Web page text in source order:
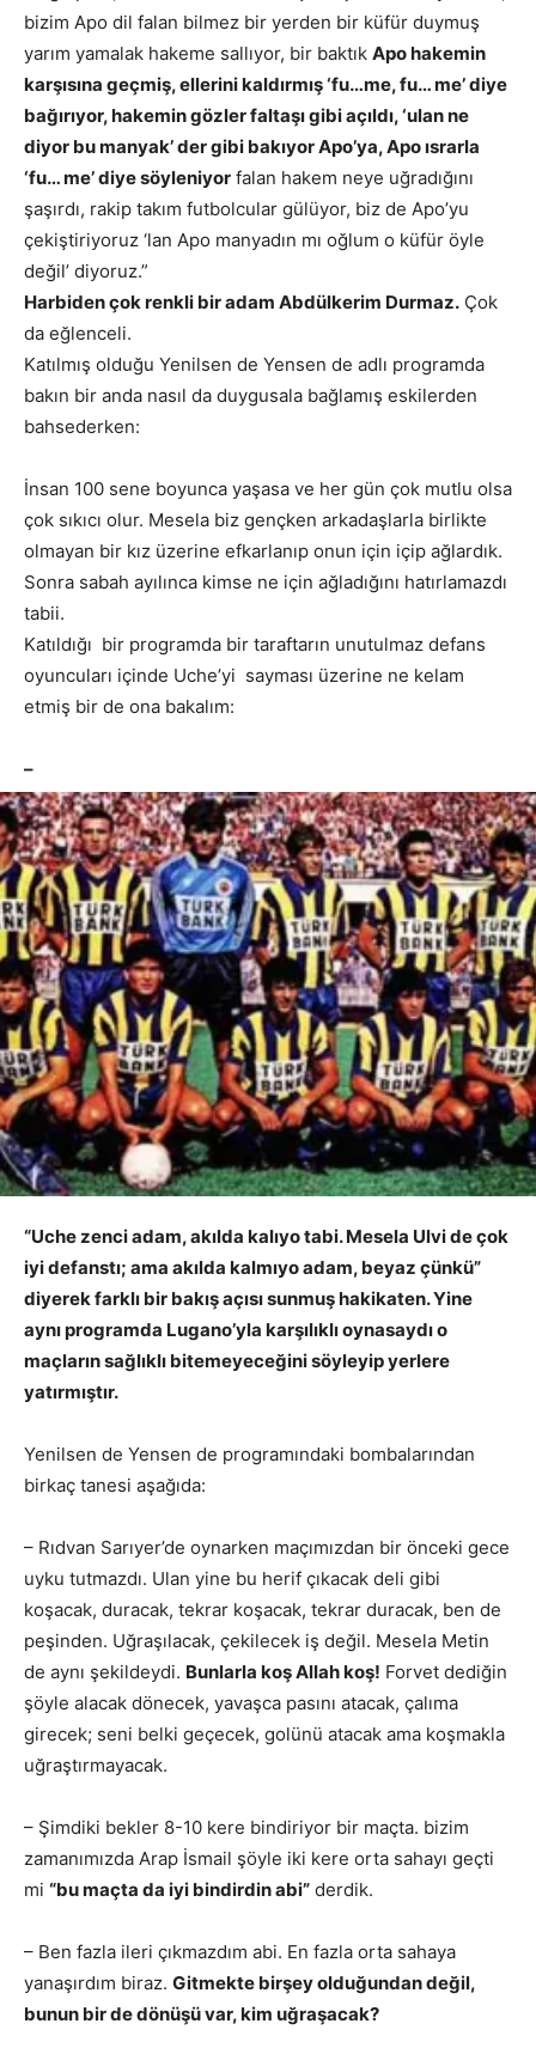
bizim Apo dil falan bilmez bir yerden bir küfür duymuş
yarım yamalak hakeme sallıyor, bir baktık Apo hakemin
karşısına geçmiş, ellerini kaldırmış ‘fu…me, fu… me’ diye
bağırıyor, hakemin gözler faltaşı gibi açıldı, ‘ulan ne
diyor bu manyak’ der gibi bakıyor Apo’ya, Apo ısrarla
‘fu… me’ diye söyleniyor falan hakem neye uğradığını
şaşırdı, rakip takım futbolcular gülüyor, biz de Apo’yu
çekiştiriyoruz ‘lan Apo manyadın mı oğlum o küfür öyle
değil’ diyoruz.”
Harbiden çok renkli bir adam Abdülkerim Durmaz. Çok
da eğlenceli.
Katılmış olduğu Yenilsen de Yensen de adlı programda
bakın bir anda nasıl da duygusala bağlamış eskilerden
bahsederken:
İnsan 100 sene boyunca yaşasa ve her gün çok mutlu olsa
çok sıkıcı olur. Mesela biz gençken arkadaşlarla birlikte
olmayan bir kız üzerine efkarlanıp onun için içip ağlardık.
Sonra sabah ayılınca kimse ne için ağladığını hatırlamazdı
tabii.
Katıldığı bir programda bir taraftarın unutulmaz defans
oyuncuları içinde Uche’yi sayması üzerine ne kelam
etmiş bir de ona bakalım:
–
“Uche zenci adam, akılda kalıyo tabi. Mesela Ulvi de çok
iyi defanstı; ama akılda kalmıyo adam, beyaz çünkü”
diyerek farklı bir bakış açısı sunmuş hakikaten. Yine
aynı programda Lugano’yla karşılıklı oynasaydı o
maçların sağlıklı bitemeyeceğini söyleyip yerlere
yatırmıştır.
Yenilsen de Yensen de programındaki bombalarından
birkaç tanesi aşağıda:
– Rıdvan Sarıyer’de oynarken maçımızdan bir önceki gece
uyku tutmazdı. Ulan yine bu herif çıkacak deli gibi
koşacak, duracak, tekrar koşacak, tekrar duracak, ben de
peşinden. Uğraşılacak, çekilecek iş değil. Mesela Metin
de aynı şekildeydi. Bunlarla koş Allah koş! Forvet dediğin
şöyle alacak dönecek, yavaşca pasını atacak, çalıma
girecek; seni belki geçecek, golünü atacak ama koşmakla
uğraştırmayacak.
– Şimdiki bekler 8-10 kere bindiriyor bir maçta. bizim
zamanımızda Arap İsmail şöyle iki kere orta sahayı geçti
mi “bu maçta da iyi bindirdin abi” derdik.
– Ben fazla ileri çıkmazdım abi. En fazla orta sahaya
yanaşırdım biraz. Gitmekte birşey olduğundan değil,
bunun bir de dönüşü var, kim uğraşacak?